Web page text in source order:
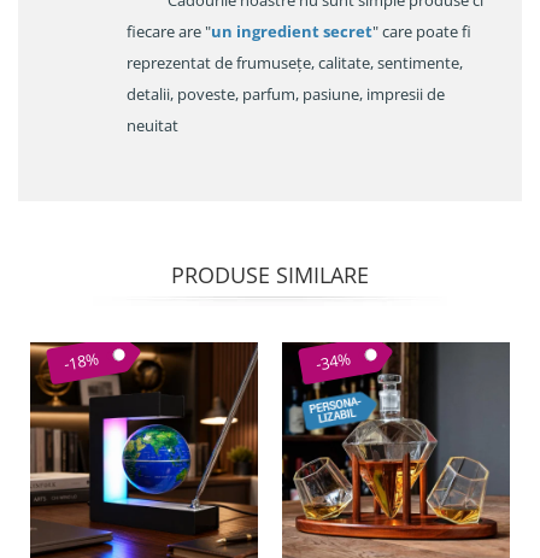
fiecare are "un ingredient secret" care poate fi
reprezentat de frumusețe, calitate, sentimente,
detalii, poveste, parfum, pasiune, impresii de
neuitat
PRODUSE SIMILARE
-18% -34%